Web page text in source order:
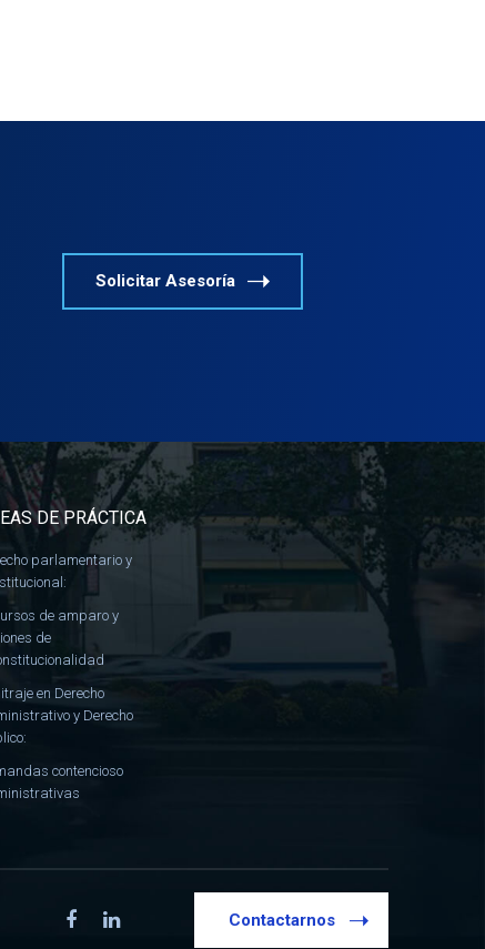
Solicitar Asesoría
DE PRÁCTICA
parlamentario y
de amparo y
de
en Derecho
y Derecho
contencioso
Contactarnos